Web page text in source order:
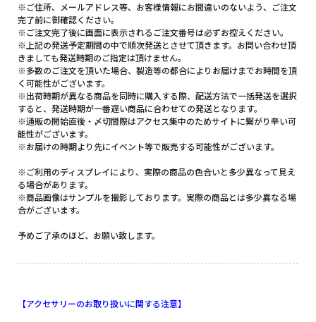
※ご住所、メールアドレス等、お客様情報にお間違いのないよう、ご注文
完了前に御確認ください。
※ご注文完了後に画面に表示されるご注文番号は必ずお控えください。
※上記の発送予定期間の中で順次発送とさせて頂きます。お問い合わせ頂
きましても発送時期のご指定は頂けません。
※多数のご注文を頂いた場合、製造等の都合によりお届けまでお時間を頂
く可能性がございます。
※出荷時期が異なる商品を同時に購入する際、配送方法で一括発送を選択
すると、発送時期が一番遅い商品に合わせての発送となります。
※通販の開始直後・〆切間際はアクセス集中のためサイトに繋がり辛い可
能性がございます。
※お届けの時期より先にイベント等で販売する可能性がございます。
※ご利用のディスプレイにより、実際の商品の色合いと多少異なって見え
る場合があります。
※商品画像はサンプルを撮影しております。実際の商品とは多少異なる場
合がございます。
予めご了承のほど、お願い致します。
【アクセサリーのお取り扱いに関する注意】